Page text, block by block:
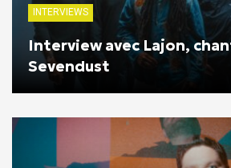
INTERVIEWS
Interview avec Lajon,
Sevendust